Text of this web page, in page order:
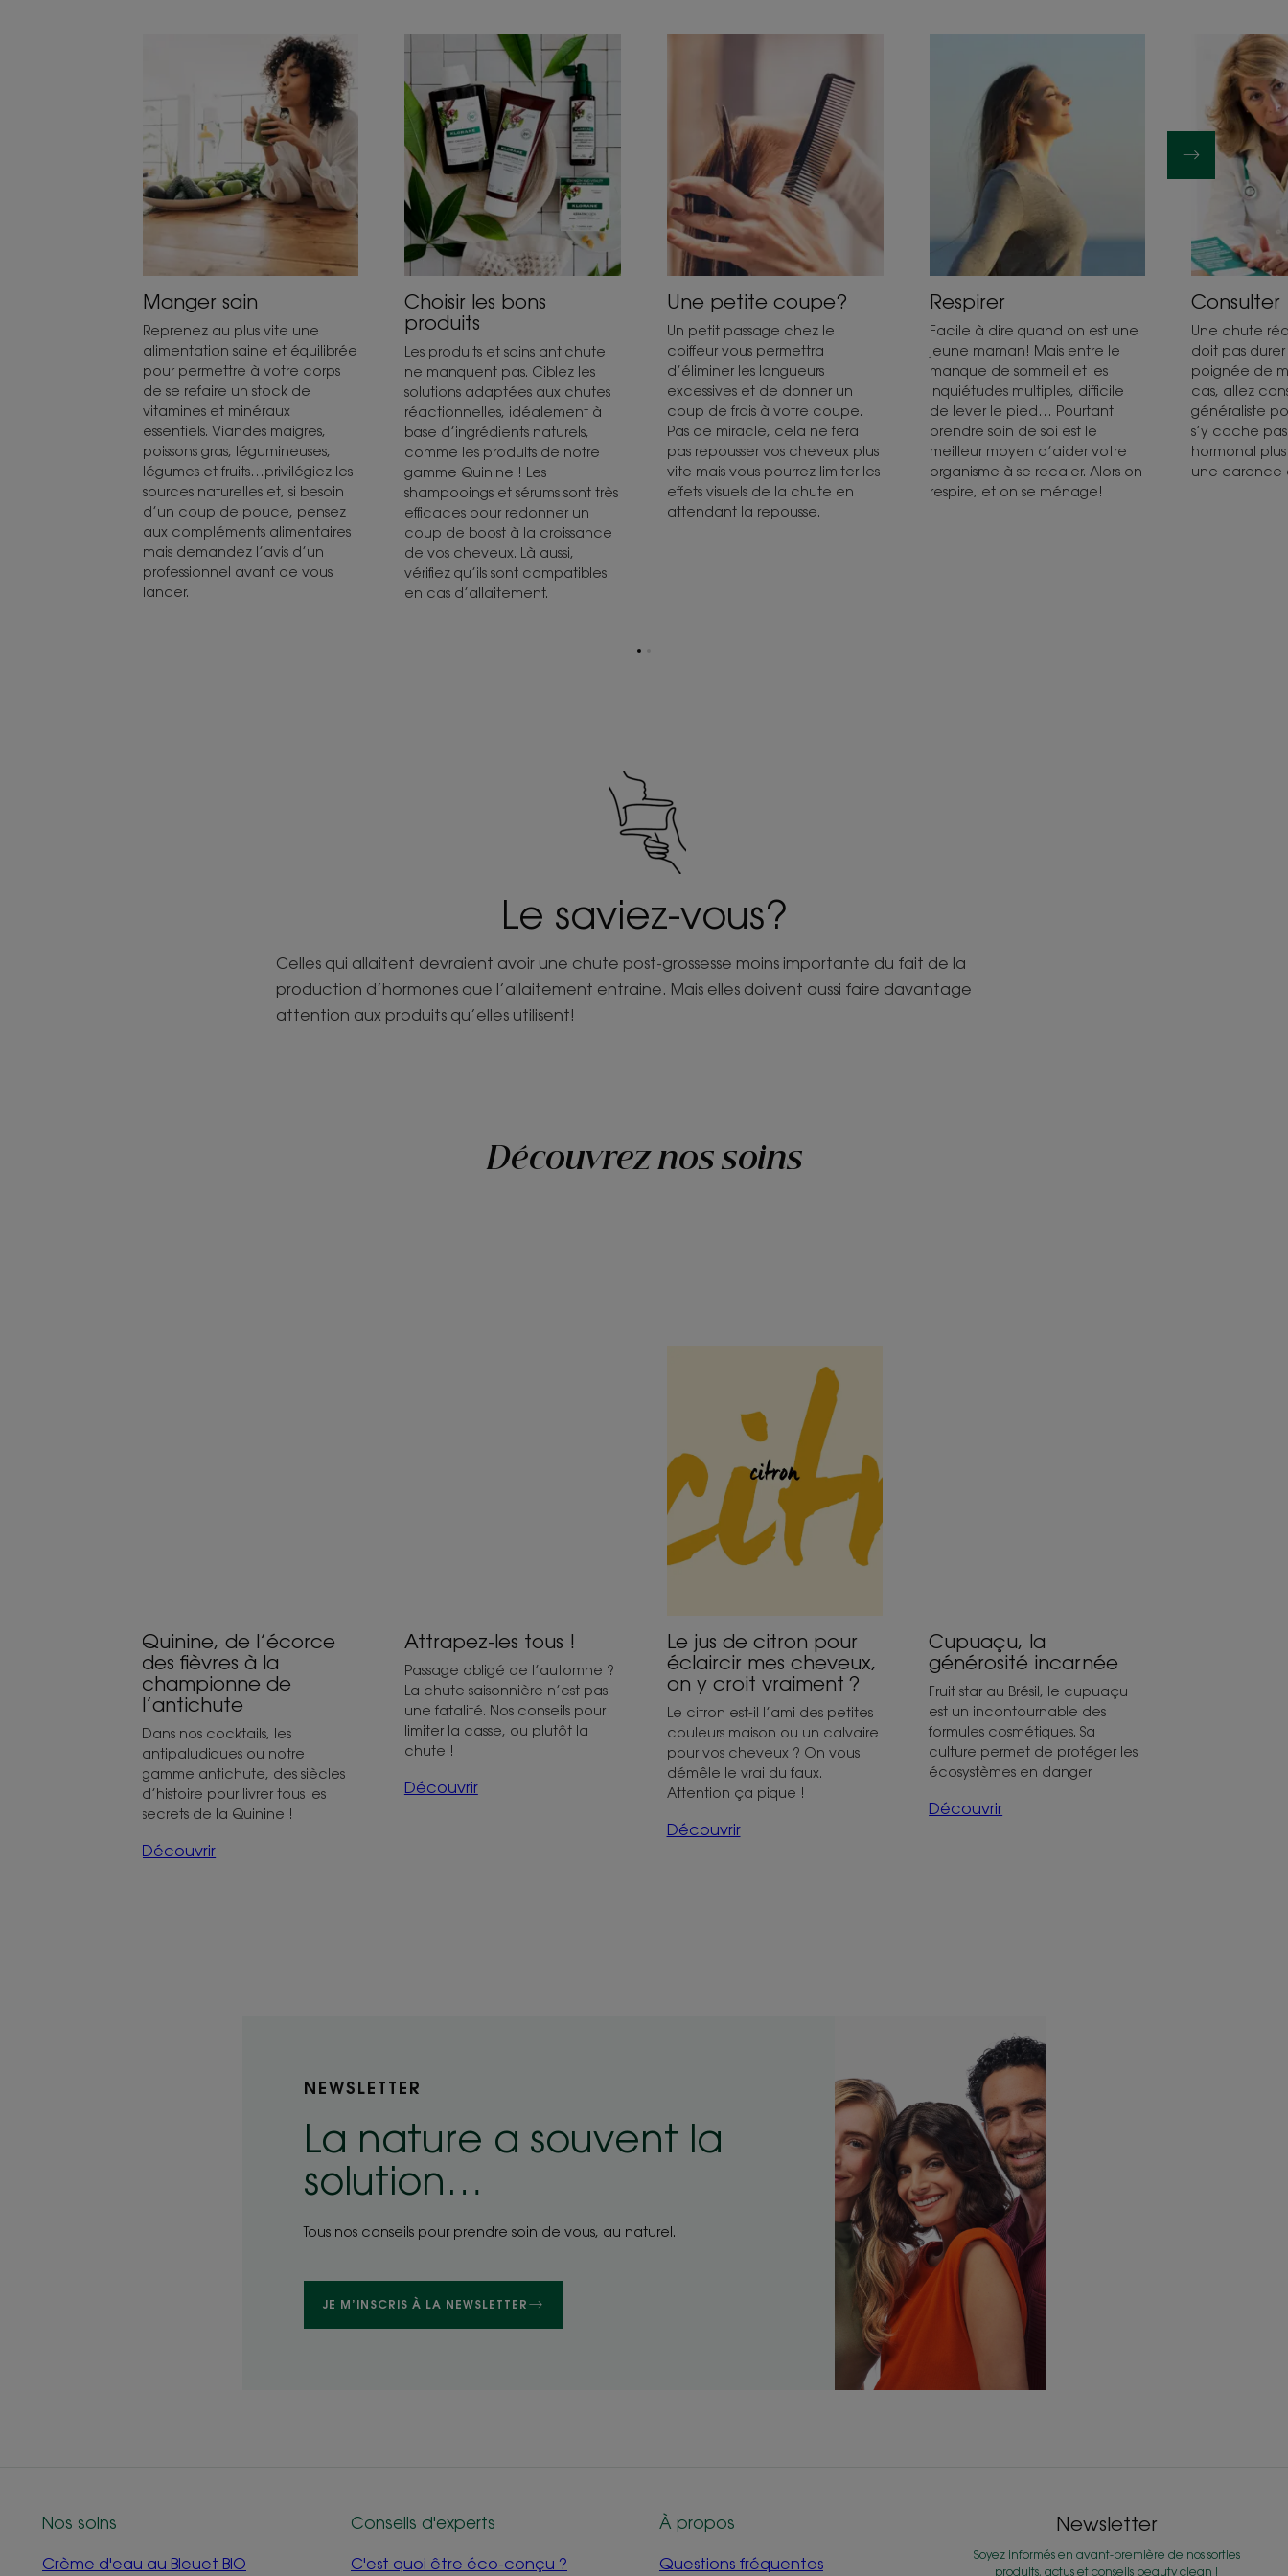
Manger sain
Reprenez au plus vite une
alimentation saine et équilibrée
pour permettre à votre corps
de se refaire un stock de
vitamines et minéraux
essentiels. Viandes maigres,
poissons gras, légumineuses,
légumes et fruits…privilégiez les
sources naturelles et, si besoin
d’un coup de pouce, pensez
aux compléments alimentaires
mais demandez l’avis d’un
professionnel avant de vous
lancer.
Choisir les bons
produits
Les produits et soins antichute
ne manquent pas. Ciblez les
solutions adaptées aux chutes
réactionnelles, idéalement à
base d’ingrédients naturels,
comme les produits de notre
gamme Quinine ! Les
shampooings et sérums sont très
efficaces pour redonner un
coup de boost à la croissance
de vos cheveux. Là aussi,
vérifiez qu’ils sont compatibles
en cas d’allaitement.
Une petite coupe?
Un petit passage chez le
coiffeur vous permettra
d’éliminer les longueurs
excessives et de donner un
coup de frais à votre coupe.
Pas de miracle, cela ne fera
pas repousser vos cheveux plus
vite mais vous pourrez limiter les
effets visuels de la chute en
attendant la repousse.
Respirer
Facile à dire quand on est une
jeune maman! Mais entre le
manque de sommeil et les
inquiétudes multiples, difficile
de lever le pied… Pourtant
prendre soin de soi est le
meilleur moyen d’aider votre
organisme à se recaler. Alors on
respire, et on se ménage!
Consulter
Une chute
doit pas durer
poignée de
cas, allez
généraliste
s’y cache
hormonal
une carence
Aller
Le saviez-vous?
Celles qui allaitent devraient avoir une chute post-grossesse moins importante du fait de la
production d’hormones que l’allaitement entraine. Mais elles doivent aussi faire davantage
attention aux produits qu’elles utilisent!
Découvrez nos soins
Quinine, de l’écorce
des fièvres à la
championne de
l’antichute
Dans nos cocktails, les
antipaludiques ou notre
gamme antichute, des siècles
d’histoire pour livrer tous les
secrets de la Quinine !
Découvrir
Attrapez-les tous !
Passage obligé de l’automne ?
La chute saisonnière n’est pas
une fatalité. Nos conseils pour
limiter la casse, ou plutôt la
chute !
Découvrir
citron
pour
éclaircir
mes
cheveux,
on
vraiment ?
Le jus de citron pour
éclaircir mes cheveux,
on y croit vraiment ?
Le citron est-il l’ami des petites
couleurs maison ou un calvaire
pour vos cheveux ? On vous
démêle le vrai du faux.
Attention ça pique !
Découvrir
Cupuaçu, la
générosité incarnée
Fruit star au Brésil, le cupuaçu
est un incontournable des
formules cosmétiques. Sa
culture permet de protéger les
écosystèmes en danger.
Découvrir
NEWSLETTER
La nature a souvent la
solution…
Tous nos conseils pour prendre soin de vous, au naturel.
JE M’INSCRIS À LA NEWSLETTER
Newsletter
Soyez informés en avant-première de nos sorties
produits, actus et conseils beauty clean !
Nos soins
Crème d'eau au Bleuet BIO
Conseils d'experts
C'est quoi être éco-conçu ?
À propos
Questions fréquentes